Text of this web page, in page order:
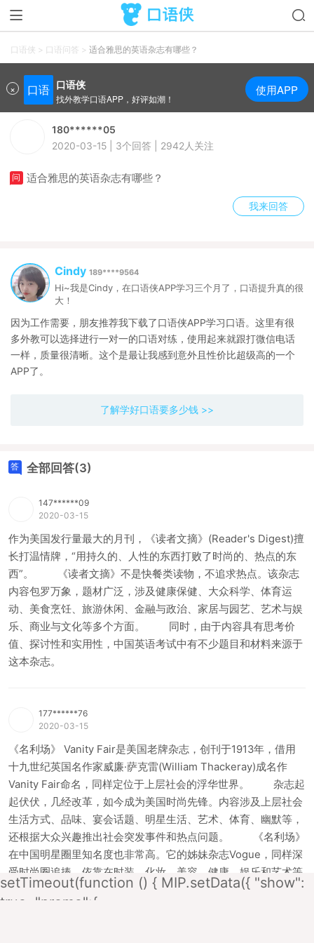
口语侠 > 口语问答 > 适合雅思的英语杂志有哪些？
× 口语 口语侠
找外教学口语APP，好评如潮！
使用APP
180******05
2020-03-15 | 3个回答 | 2942人关注
适合雅思的英语杂志有哪些？
我来回答
Cindy 189****9564
Hi~我是Cindy，在口语侠APP学习三个月了，口语提升真的很
大！
因为工作需要，朋友推荐我下载了口语侠APP学习口语。这里有很
多外教可以选择进行一对一的口语对练，使用起来就跟打微信电话
一样，质量很清晰。这个是最让我感到意外且性价比超级高的一个
APP了。
了解学好口语要多少钱 >>
全部回答(3)
147******09
2020-03-15
作为美国发行量最大的月刊，《读者文摘》(Reader's Digest)擅
长打温情牌，“用持久的、人性的东西打败了时尚的、热点的东
西”。 《读者文摘》不是快餐类读物，不追求热点。该杂志
内容包罗万象，题材广泛，涉及健康保健、大众科学、体育运
动、美食烹饪、旅游休闲、金融与政治、家居与园艺、艺术与娱
乐、商业与文化等多个方面。 同时，由于内容具有思考价
值、探讨性和实用性，中国英语考试中有不少题目和材料来源于
这本杂志。
177******76
2020-03-15
《名利场》 Vanity Fair是美国老牌杂志，创刊于1913年，借用
十九世纪英国名作家威廉·萨克雷(William Thackeray)成名作
Vanity Fair命名，同样定位于上层社会的浮华世界。 杂志起
起伏伏，几经改革，如今成为美国时尚先锋。内容涉及上层社会
生活方式、品味、宴会话题、明星生活、艺术、体育、幽默等，
还根据大众兴趣推出社会突发事件和热点问题。 《名利场》
在中国明星圈里知名度也非常高。它的姊妹杂志Vogue，同样深
受时尚圈追捧，依靠在时装、化妆、美容、健康、娱乐和艺术等
方面的超强引导力，被誉为“时尚圣经”。 如果你是走在时尚
setTimeout(function () { MIP.setData({ "show":
true, "promo":{